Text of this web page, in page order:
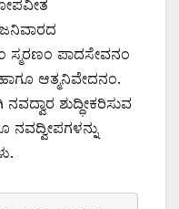
ಜನಿವಾರದ
ಸ್ಮರಣಂ ಪಾದಸೇವನಂ
ಆತ್ಮನಿವೇದನಂ.
ಶುದ್ಧೀಕರಿಸುವ
ನವದ್ವೀಪಗಳನ್ನು